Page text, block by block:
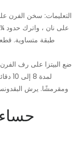
على نان ، واترك حدود
طبقة متساوية.
ضع البيتزا على رف